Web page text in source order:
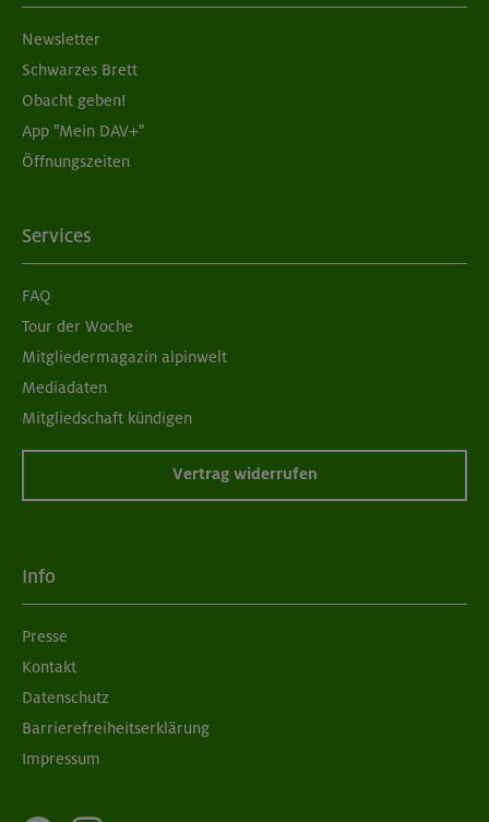
Newsletter
Schwarzes Brett
Obacht geben!
App "Mein DAV+"
Öffnungszeiten
Services
FAQ
Tour der Woche
Mitgliedermagazin alpinwelt
Mediadaten
Mitgliedschaft kündigen
Vertrag widerrufen
Info
Presse
Kontakt
Datenschutz
Barrierefreiheitserklärung
Impressum